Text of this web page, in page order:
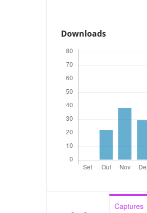
Downloads
Captures